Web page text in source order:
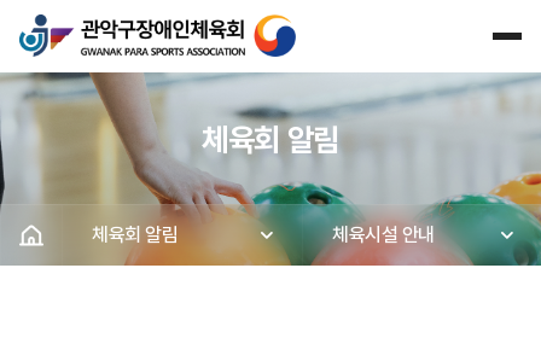
체육회 알림
체육회 알림 체육시설 안내